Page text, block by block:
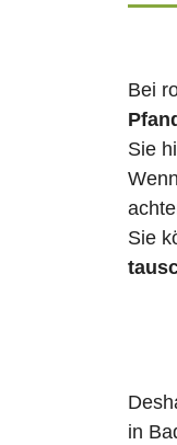
Bei
Sie
Sie
in